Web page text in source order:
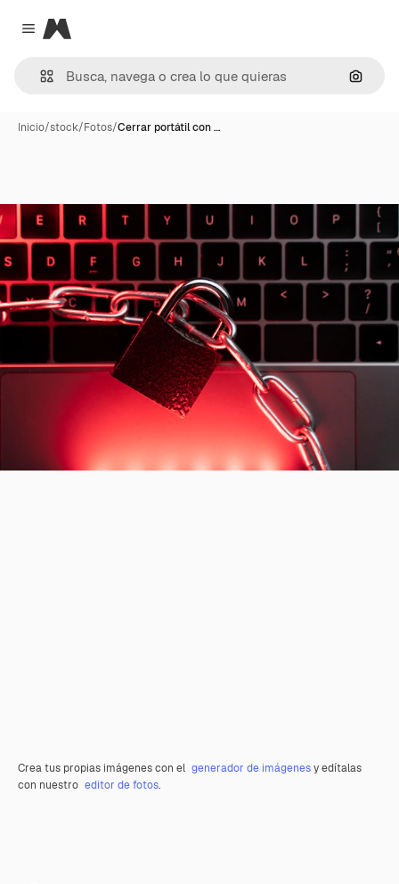
Close menu
Magnific
Inicio/stock/Fotos/Cerrar portátil con …
Crea tus propias imágenes con el generador de imágenesy edítalas
con nuestro editor de fotos.